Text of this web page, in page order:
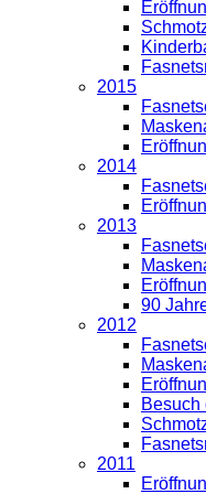
2015
2014
2013
90
2012
Besuch
2011